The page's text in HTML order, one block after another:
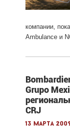
компании,
Ambulance и
Grupo
CRJ
13 марта